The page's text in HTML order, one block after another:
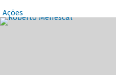
Ações